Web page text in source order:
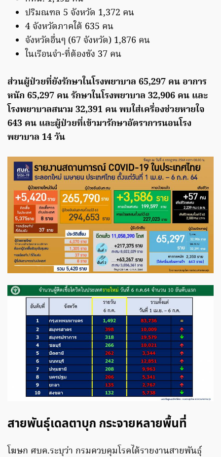
ปริมณฑล 5 จังหวัด 1,372 คน
4 จังหวัดภาคใต้ 635 คน
จังหวัดอื่นๆ (67 จังหวัด) 1,876 คน
ในเรือนจำ-ที่ต้องขัง 37 คน
ส่วนผู้ป่วยที่ยังรักษาในโรงพยาบาล 65,297 คน อาการ
หนัก 65,297 คน รักษาในโรงพยาบาล 32,906 คน และ
โรงพยาบาลสนาม 32,391 คน พบใส่เครื่องช่วยหายใจ
643 คน และผู้ป่วยที่เข้ามารักษาอัตราการนอนโรง
พยาบาล 14 วัน
สายพันธุ์เดลตาบุก กระจายหลายพื้นที่
โฆษก ศบค.ระบุว่า กรมควบคุมโรคได้รายงานสายพันธุ์